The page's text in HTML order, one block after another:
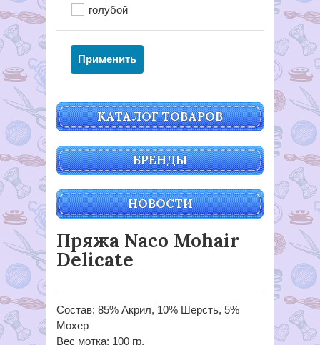
голубой
КАТАЛОГ ТОВАРОВ
БРЕНДЫ
НОВОСТИ
Пряжа Naco Mohair
Delicate
Состав: 85% Акрил, 10% Шерсть, 5%
Мохер
Вес мотка: 100 гр.